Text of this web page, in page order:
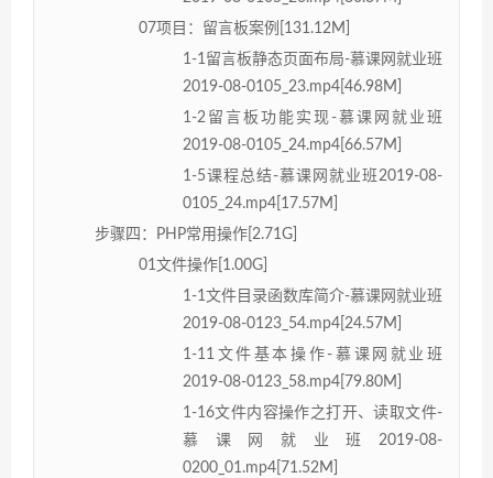
07项目：留言板案例[131.12M]
1-1留言板静态页面布局-慕课网就业班
2019-08-0105_23.mp4[46.98M]
1-2留言板功能实现-慕课网就业班
2019-08-0105_24.mp4[66.57M]
1-5课程总结-慕课网就业班2019-08-
0105_24.mp4[17.57M]
步骤四：PHP常用操作[2.71G]
01文件操作[1.00G]
1-1文件目录函数库简介-慕课网就业班
2019-08-0123_54.mp4[24.57M]
1-11文件基本操作-慕课网就业班
2019-08-0123_58.mp4[79.80M]
1-16文件内容操作之打开、读取文件-
慕课网就业班2019-08-
0200_01.mp4[71.52M]